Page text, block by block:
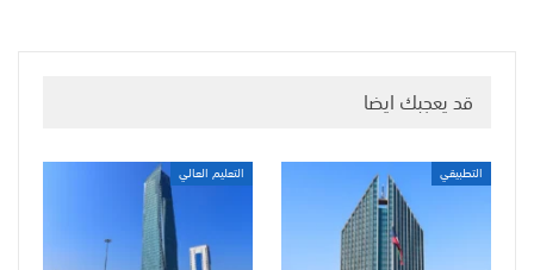
قد يعجبك ايضا
التطبيقي التعليم العالي